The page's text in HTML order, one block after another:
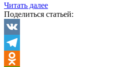
Читать далее
Поделиться статьей:
VK
Telegram